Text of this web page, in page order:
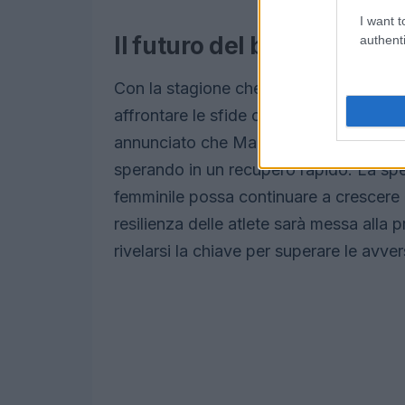
I want
Il futuro del biathlon
Con la stagione che prosegue, è
affrontare le sfide con
annunciato che Markéta tornerà a
sperando in un recupero rapido. La
femminile possa continuare a
resilienza delle atlete sarà messa alla
rivelarsi la chiave per superare le